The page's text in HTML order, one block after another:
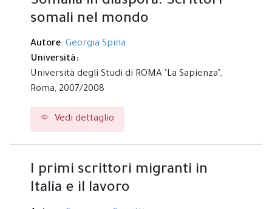
somali nel mondo
Autore: Georgia Spina
Università:
Università degli Studi di ROMA "La Sapienza",
Roma, 2007/2008
Vedi dettaglio
I primi scrittori migranti in
Italia e il lavoro